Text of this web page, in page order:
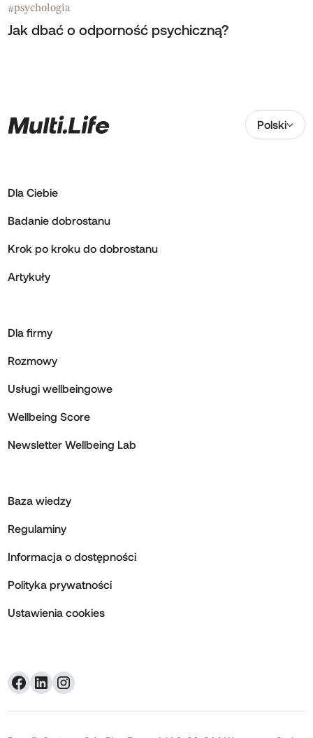
#psychologia
Jak dbać o odporność psychiczną?
Polski
Dla Ciebie
Badanie dobrostanu
Krok po kroku do dobrostanu
Artykuły
Dla firmy
Rozmowy
Usługi wellbeingowe
Wellbeing Score
Newsletter Wellbeing Lab
Baza wiedzy
Regulaminy
Informacja o dostępności
Polityka prywatności
Ustawienia cookies